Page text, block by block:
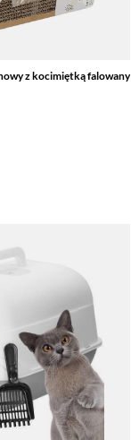
z kocimiętką falowany